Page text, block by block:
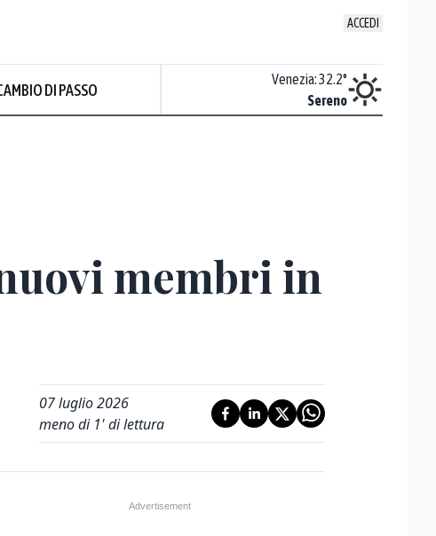
ACCEDI
DI PASSO
soleggiato
Venezia:32.2°
Sereno
membri in
07 luglio 2026
meno di 1' di lettura